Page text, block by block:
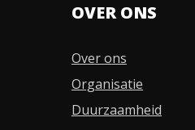
OVER ONS
Over ons
Organisatie
Duurzaamheid